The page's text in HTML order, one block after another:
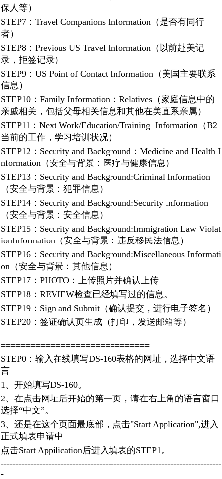
保人等）
STEP7：Travel Companions Information（是否有同行
者）
STEP8：Previous US Travel Information（以前赴美记
录，拒签记录）
STEP9：US Point of Contact Information（美国主要联系
信息）
STEP10：Family Information：Relatives（家庭信息中的
亲戚相关，包括父母相关信息和其他在美直系亲属）
STEP11：Next Work/Education/Training Information（B2
当前的工作，学习培训状况）
STEP12：Security and Background：Medicine and Health I
nformation（安全与背景：医疗与健康信息）
STEP13：Security and Background:Criminal Information
（安全与背景：犯罪信息）
STEP14：Security and Background:Security Information
（安全与背景：安全信息）
STEP15：Security and Background:Immigration Law Violat
ionInformation（安全与背景：违反移民法信息）
STEP16：Security and Background:Miscellaneous Informati
on（安全与背景：其他信息）
STEP17：PHOTO：上传照片并确认上传
STEP18：REVIEW检查已经填写过的信息。
STEP19：Sign and Submit（确认提交，进行电子签名）
STEP20：签证确认页生成（打印，发送邮箱等）
============================================
==============================
STEP0：输入在线填写DS-160表格的网址，选择中文语
言
1、开始填写DS-160。
2、在点击网址后开始的第一页，请在右上角的语言窗口
选择“中文”。
3、还是在这个页面最底部，点击"Start Application",进入
正式填表申请中
点击Start Appilication后进入填表的STEP1。
--------------------------------------------------------------------------
-